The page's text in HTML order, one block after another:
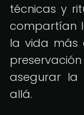
técnicas y
compartían
la vida más
asegurar la
allá.